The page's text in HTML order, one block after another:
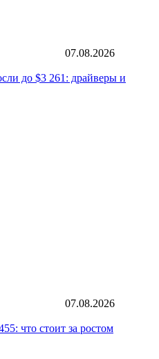
07.08.2026
до $3 261: драйверы и
07.08.2026
что стоит за ростом